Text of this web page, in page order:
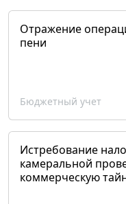
Отражение
пени
Бюджетный учет
Истребование
камеральной
коммерческую